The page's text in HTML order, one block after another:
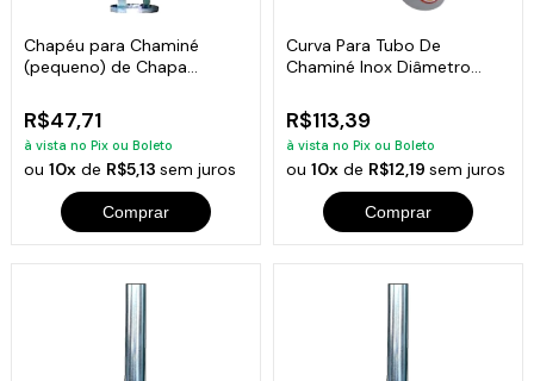
Chapéu para Chaminé
(pequeno) de Chapa
R$47,71
à vista no Pix ou Boleto
ou10x de R$5,13sem juros
Comprar
Curva Para Tubo De
Chaminé Inox Diâmetro
R$113,39
à vista no Pix ou Boleto
ou 10xde R$12,19 sem juros
Comprar